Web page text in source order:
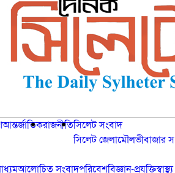
আন্তর্জাতিকরাজনীতিসিলেট সংবাদ
সিলেট জেলামৌলভীবাজার
আলোচিত সংবাদপরিবেশবিজ্ঞান-প্রযুক্তি